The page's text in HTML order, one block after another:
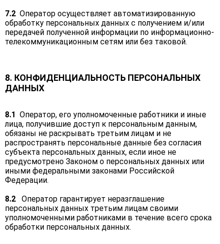
7.2 Оператор осуществляет автоматизированную
обработку персональных данных с получением и/или
передачей полученной информации по информационно-
телекоммуникационным сетям или без таковой.
8. КОНФИДЕНЦИАЛЬНОСТЬ ПЕРСОНАЛЬНЫХ
ДАННЫХ
8.1 Оператор, его уполномоченные работники и иные
лица, получившие доступ к персональным данным,
обязаны не раскрывать третьим лицам и не
распространять персональные данные без согласия
субъекта персональных данных, если иное не
предусмотрено Законом о персональных данных или
иными федеральными законами Российской
Федерации.
8.2 Оператор гарантирует неразглашение
персональных данных третьим лицам своими
уполномоченными работниками в течение всего срока
обработки персональных данных.